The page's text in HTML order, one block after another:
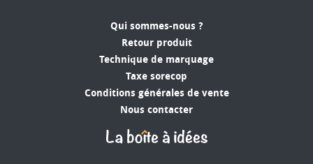
Qui sommes-nous ?
Retour produit
Technique de marquage
Taxe sorecop
Conditions générales de vente
Nous contacter